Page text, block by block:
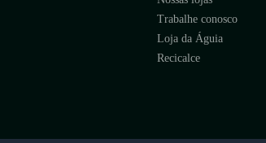
Trabalhe conosco
Loja da Águia
Recicalce